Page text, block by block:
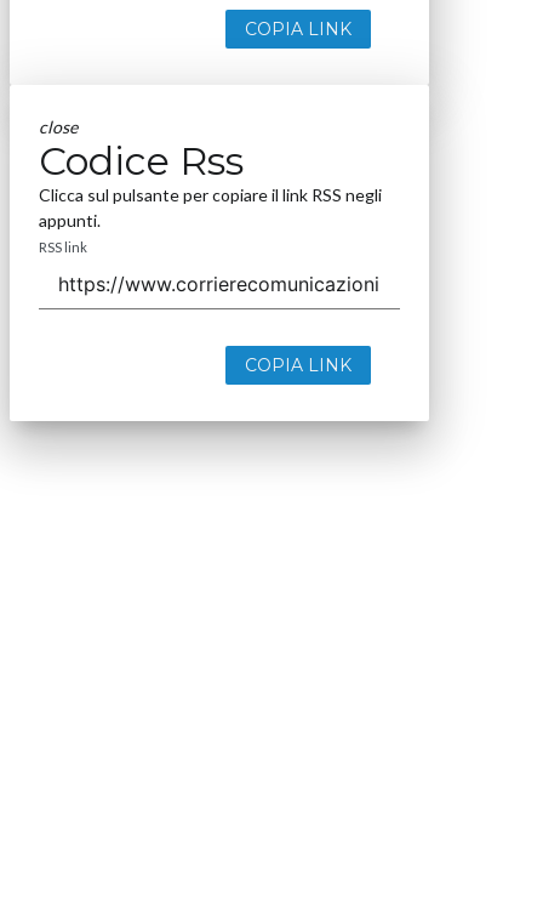
COPIA LINK
close
Codice Rss
Clicca sul pulsante per copiare il link RSS negli
appunti.
RSS link
COPIA LINK